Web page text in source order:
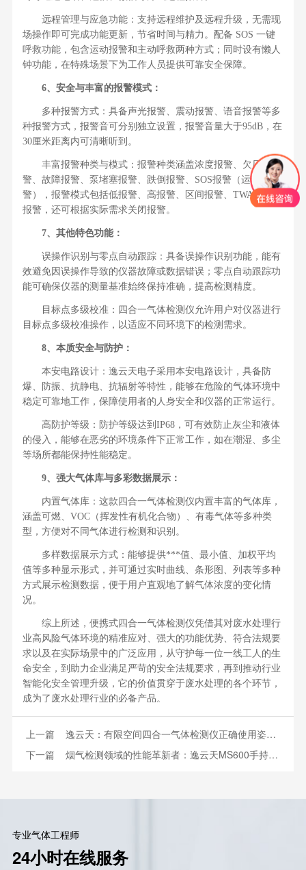
远程管理与应急功能：支持远程维护及远程升级，无需现
场操作即可完成功能更新，节省时间与精力。配备 SOS 一键
呼救功能，包含运动报警和主动呼救两种方式；同时设有懒人
钟功能，在特殊场景下为工作人员提供可靠安全保障。
6、安全与丰富的报警模式：
多种报警方式：具备声光报警、震动报警、语音报警等多
种报警方式，报警音可分别独立设置，报警音量大于95dB，在
30厘米距离内可清晰听到。
丰富报警种类与模式：报警种类涵盖浓度报警、欠压报
警、故障报警、泵堵塞报警、跌倒报警、SOS报警（运动报
警），报警模式包括低报警、高报警、区间报警、TWA/STEL
报警，还可根据实际需求关闭报警。
7、其他特色功能：
误操作识别与零点自动跟踪：具备误操作识别功能，能有
效避免因误操作导致的仪器故障或数据错误；零点自动跟踪功
能可确保仪器的测量基准始终保持准确，提高检测精度。
目标点多级校准：四合一气体检测仪允许用户对仪器进行
目标点多级校准操作，以适应不同环境下的检测需求。
8、本质安全与防护：
本安电路设计：逸云天电子采用本安电路设计，具备防
爆、防振、抗静电、抗辐射等特性，能够在危险的气体环境中
稳定可靠地工作，保障使用者的人身安全和仪器的正常运行。
高防护等级：防护等级达到IP68，可有效防止灰尘和液体
的侵入，能够在恶劣的环境条件下正常工作，如在潮湿、多尘
等场所都能保持性能稳定。
9、强大气体库与多彩数据展示：
内置气体库：这款四合一气体检测仪内置丰富的气体库，
涵盖可燃、VOC（挥发性有机化合物）、有毒气体等多种类
型，方便对不同气体进行检测和识别。
多样数据展示方式：能够提供***值、最小值、加权平均
值等多种显示形式，并可通过实时曲线、条形图、列表等多种
方式展示检测数据，便于用户直观地了解气体浓度的变化情
况。
综上所述，便携式四合一气体检测仪凭借其对废水处理行
业高风险气体环境的精准应对、强大的功能优势、符合法规要
求以及在实际场景中的广泛应用，从守护每一位一线工人的生
命安全，到助力企业满足严苛的安全法规要求，再到推动行业
智能化安全管理升级，它的价值贯穿于废水处理的各个环节，
成为了废水处理行业的必备产品。
上一篇 逸云天：有限空间四合一气体检测仪正确使用姿势！
下一篇 烟气检测领域的性能革新者：逸云天MS600手持式气体检测仪
专业气体工程师
24小时在线服务